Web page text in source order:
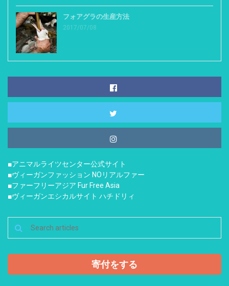
フォアグラの生産方法
2017/07/08
■アニマルライツセンター公式サイト
■ヴィーガンファッション NOリアルファー
■ファーフリーアジア Fur Free Asia
■ヴィーガンエシカルサイト ハチドリィ
寄付をする